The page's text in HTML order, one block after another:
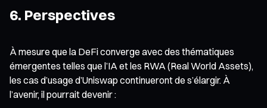
6. Perspectives
À mesure que la DeFi converge avec des thématiques
émergentes telles que l’IA et les RWA (Real World Assets),
les cas d’usage d’Uniswap continueront de s’élargir. À
l’avenir, il pourrait devenir :